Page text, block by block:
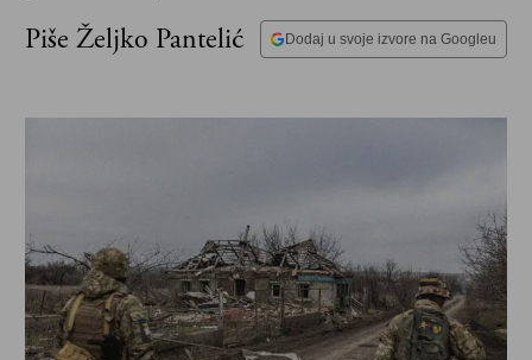
Piše Željko Pantelić
Dodaj u svoje izvore na Googleu